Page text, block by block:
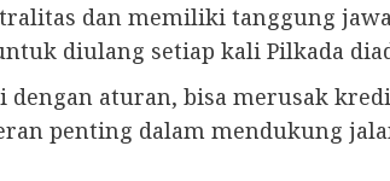
dan memiliki tanggung
diulang setiap kali Pilkada
dengan aturan, bisa merusak
penting dalam mendukung